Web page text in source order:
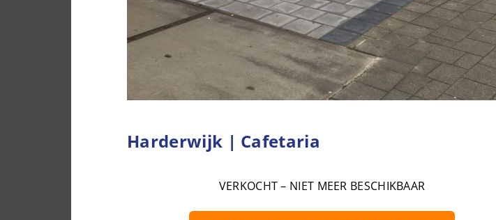
Harderwijk | Cafetaria
VERKOCHT – NIET MEER BESCHIKBAAR